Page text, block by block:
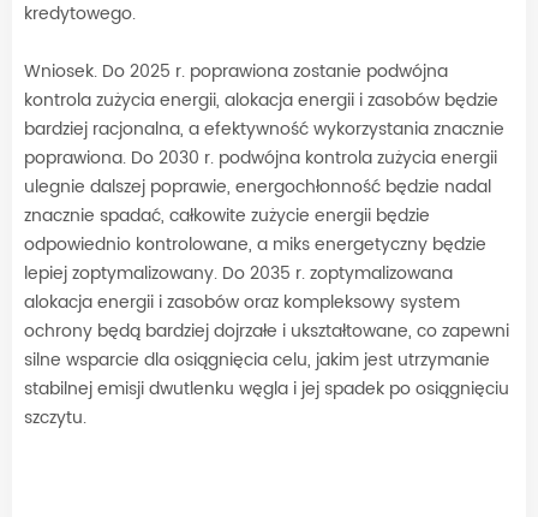
kredytowego.
Wniosek. Do 2025 r. poprawiona zostanie podwójna
kontrola zużycia energii, alokacja energii i zasobów będzie
bardziej racjonalna, a efektywność wykorzystania znacznie
poprawiona. Do 2030 r. podwójna kontrola zużycia energii
ulegnie dalszej poprawie, energochłonność będzie nadal
znacznie spadać, całkowite zużycie energii będzie
odpowiednio kontrolowane, a miks energetyczny będzie
lepiej zoptymalizowany. Do 2035 r. zoptymalizowana
alokacja energii i zasobów oraz kompleksowy system
ochrony będą bardziej dojrzałe i ukształtowane, co zapewni
silne wsparcie dla osiągnięcia celu, jakim jest utrzymanie
stabilnej emisji dwutlenku węgla i jej spadek po osiągnięciu
szczytu.